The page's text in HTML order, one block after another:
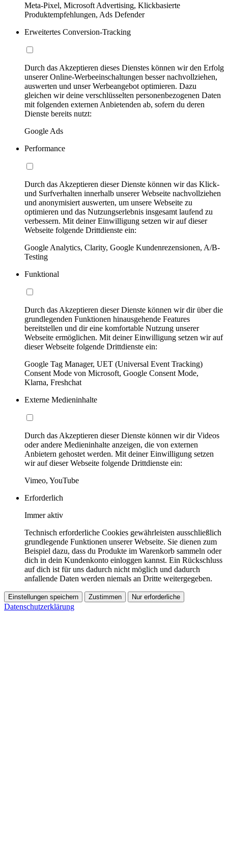
Meta-Pixel, Microsoft Advertising, Klickbasierte
Produktempfehlungen, Ads Defender
Erweitertes Conversion-Tracking
Durch das Akzeptieren dieses Dienstes können wir den Erfolg
unserer Online-Werbeeinschaltungen besser nachvollziehen,
auswerten und unser Werbeangebot optimieren. Dazu
gleichen wir deine verschlüsselten personenbezogenen Daten
mit folgenden externen Anbietenden ab, sofern du deren
Dienste bereits nutzt:
Google Ads
Performance
Durch das Akzeptieren dieser Dienste können wir das Klick-
und Surfverhalten innerhalb unserer Webseite nachvollziehen
und anonymisiert auswerten, um unsere Webseite zu
optimieren und das Nutzungserlebnis insgesamt laufend zu
verbessern. Mit deiner Einwilligung setzen wir auf dieser
Webseite folgende Drittdienste ein:
Google Analytics, Clarity, Google Kundenrezensionen, A/B-
Testing
Funktional
Durch das Akzeptieren dieser Dienste können wir dir über die
grundlegenden Funktionen hinausgehende Features
bereitstellen und dir eine komfortable Nutzung unserer
Webseite ermöglichen. Mit deiner Einwilligung setzen wir auf
dieser Webseite folgende Drittdienste ein:
Google Tag Manager, UET (Universal Event Tracking)
Consent Mode von Microsoft, Google Consent Mode,
Klarna, Freshchat
Externe Medieninhalte
Durch das Akzeptieren dieser Dienste können wir dir Videos
oder andere Medieninhalte anzeigen, die von externen
Anbietern gehostet werden. Mit deiner Einwilligung setzen
wir auf dieser Webseite folgende Drittdienste ein:
Vimeo, YouTube
Erforderlich
Immer aktiv
Technisch erforderliche Cookies gewährleisten ausschließlich
grundlegende Funktionen unserer Webseite. Sie dienen zum
Beispiel dazu, dass du Produkte im Warenkorb sammeln oder
dich in dein Kundenkonto einloggen kannst. Ein Rückschluss
auf dich ist für uns dadurch nicht möglich und dadurch
anfallende Daten werden niemals an Dritte weitergegeben.
Einstellungen speichern Zustimmen Nur erforderliche
Datenschutzerklärung